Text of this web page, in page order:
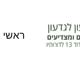
ראשי